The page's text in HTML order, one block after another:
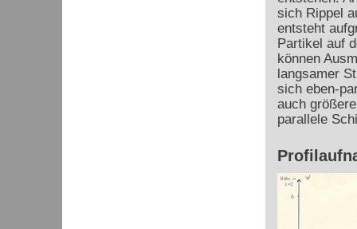
sich Rippel
entsteht
Partikel auf
können
langsamer
sich eben-
auch
parallele